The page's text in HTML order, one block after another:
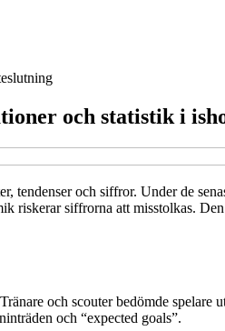
och statistik i
och siffror. Under de
riskerar siffrorna att misstolkas.
och scouter bedömde
och “expected goals”.